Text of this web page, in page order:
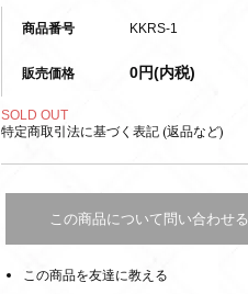
商品番号 KKRS-1
販売価格 0円(内税)
SOLD OUT
特定商取引法に基づく表記 (返品など)
この商品について問い合わせる
この商品を友達に教える